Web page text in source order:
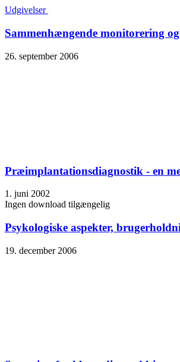
Udgivelser
Sammenhængende monitorering
26. september 2006
Præimplantationsdiagnostik - en
1. juni 2002
Ingen download tilgængelig
Psykologiske aspekter,
19. december 2006